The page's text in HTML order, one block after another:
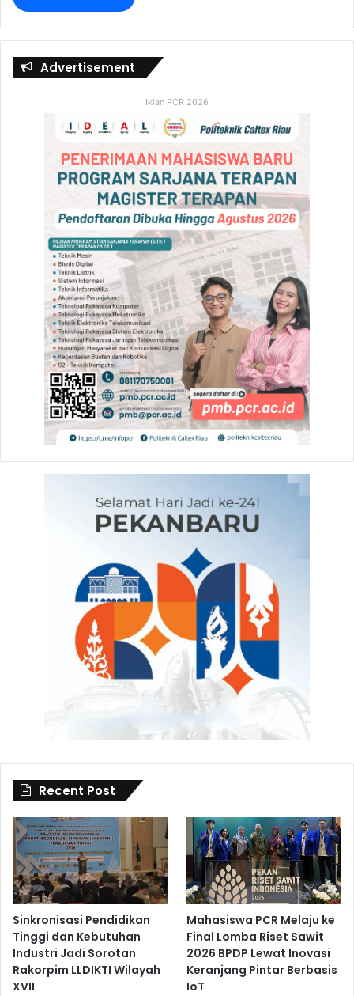
Advertisement
Iklan PCR 2026
Recent Post
Sinkronisasi Pendidikan
Tinggi dan Kebutuhan
Industri Jadi Sorotan
Rakorpim LLDIKTI Wilayah
XVII
Mahasiswa PCR Melaju ke
Final Lomba Riset Sawit
2026 BPDP Lewat Inovasi
Keranjang Pintar Berbasis
IoT